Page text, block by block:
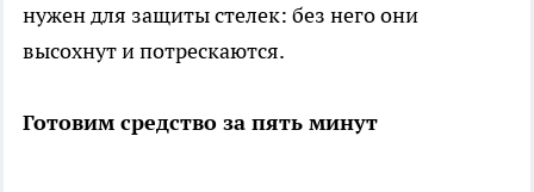
нужен для защиты стелек: без него они
высохнут и потрескаются.
Готовим средство за пять минут